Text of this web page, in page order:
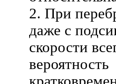
2. При
даже с
скорости
вероятность